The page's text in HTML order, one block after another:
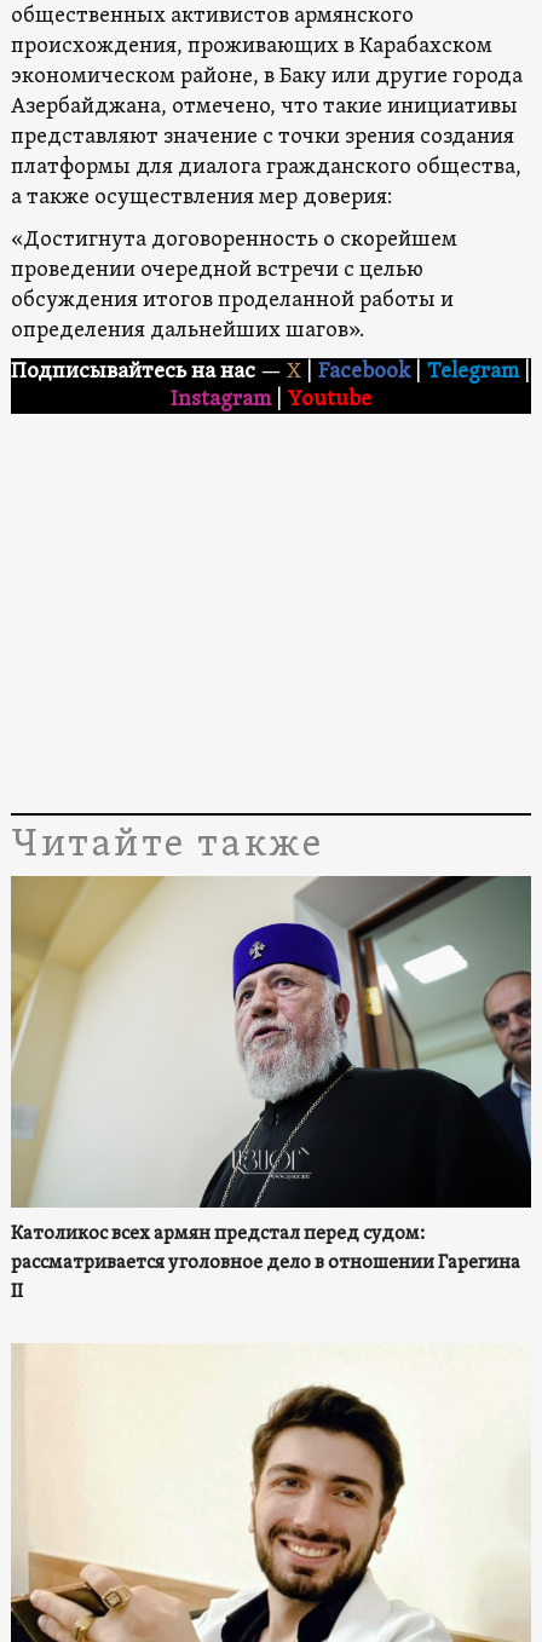
общественных активистов армянского
происхождения, проживающих в Карабахском
экономическом районе, в Баку или другие города
Азербайджана, отмечено, что такие инициативы
представляют значение с точки зрения создания
платформы для диалога гражданского общества,
а также осуществления мер доверия:
«Достигнута договоренность о скорейшем
проведении очередной встречи с целью
обсуждения итогов проделанной работы и
определения дальнейших шагов».
Подписывайтесь на нас — X Facebook Telegram|
Instagram
Youtube
Читайте также
Католикос всех армян предстал перед судом:
рассматривается уголовное дело в отношении Гарегина
II